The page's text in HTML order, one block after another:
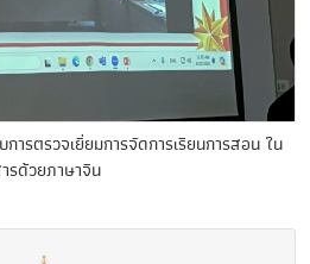
ารตรวจเยี่ยมการจัดการเรียนการสอน ใน
รด้วยภาษาจีน